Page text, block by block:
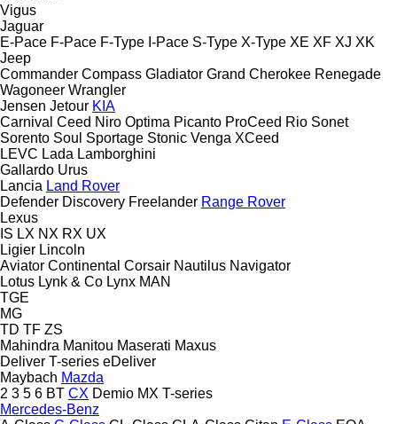
Vigus
Jaguar
E-Pace F-Pace F-Type I-Pace S-Type X-Type XE XF XJ XK
Jeep
Commander Compass Gladiator Grand Cherokee Renegade
Wagoneer Wrangler
Jensen Jetour KIA
Carnival Ceed Niro Optima Picanto ProCeed Rio Sonet
Sorento Soul Sportage Stonic Venga XCeed
LEVC Lada Lamborghini
Gallardo Urus
Lancia Land Rover
Defender Discovery Freelander Range Rover
Lexus
IS LX NX RX UX
Ligier Lincoln
Aviator Continental Corsair Nautilus Navigator
Lotus Lynk & Co Lynx MAN
TGE
MG
TD TF ZS
Mahindra Manitou Maserati Maxus
Deliver T-series eDeliver
Maybach Mazda
2 3 5 6 BT CX Demio MX T-series
Mercedes-Benz